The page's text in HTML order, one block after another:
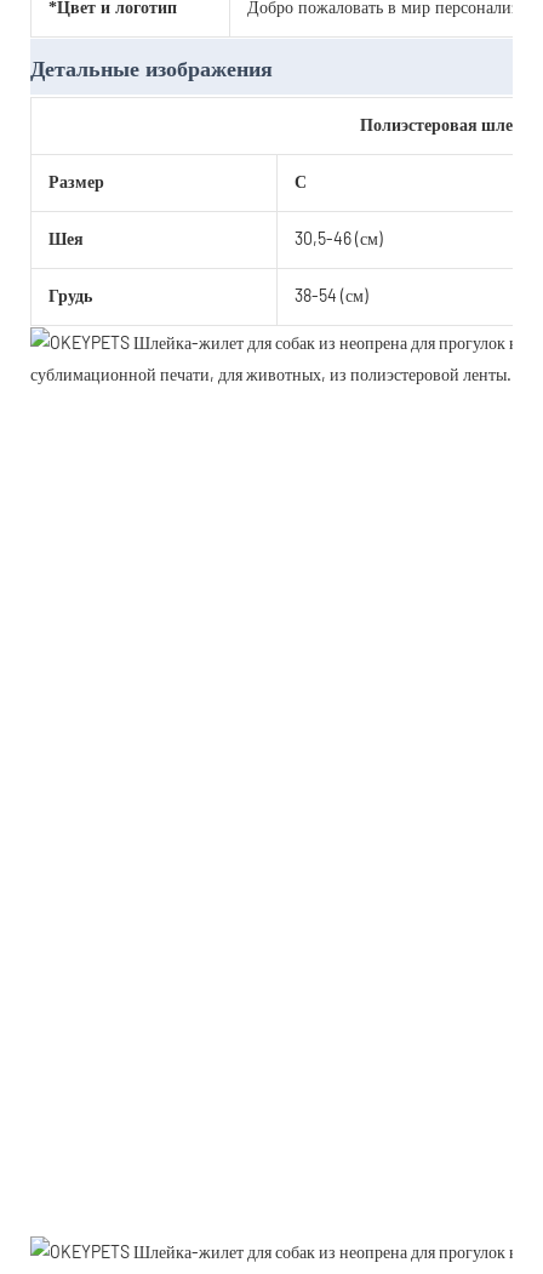
*Цвет и логотип Добро пожаловать в мир
Детальные изображения
Полиэстеровая шлейка
Размер С
Шея 30,5-46 (см)
Грудь 38-54 (см)